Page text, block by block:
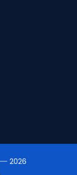
2026